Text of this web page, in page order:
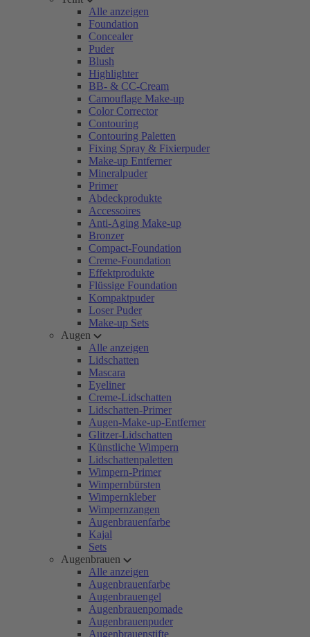
Alle anzeigen
Foundation
Concealer
Puder
Blush
Highlighter
BB- & CC-Cream
Camouflage Make-up
Color Corrector
Contouring
Contouring Paletten
Fixing Spray & Fixierpuder
Make-up Entferner
Mineralpuder
Primer
Abdeckprodukte
Accessoires
Anti-Aging Make-up
Bronzer
Compact-Foundation
Creme-Foundation
Effektprodukte
Flüssige Foundation
Kompaktpuder
Loser Puder
Make-up Sets
Augen
Alle anzeigen
Lidschatten
Mascara
Eyeliner
Creme-Lidschatten
Lidschatten-Primer
Augen-Make-up-Entferner
Glitzer-Lidschatten
Künstliche Wimpern
Lidschattenpaletten
Wimpern-Primer
Wimpernbürsten
Wimpernkleber
Wimpernzangen
Augenbrauenfarbe
Kajal
Sets
Augenbrauen
Alle anzeigen
Augenbrauenfarbe
Augenbrauengel
Augenbrauenpomade
Augenbrauenpuder
Augenbrauenstifte